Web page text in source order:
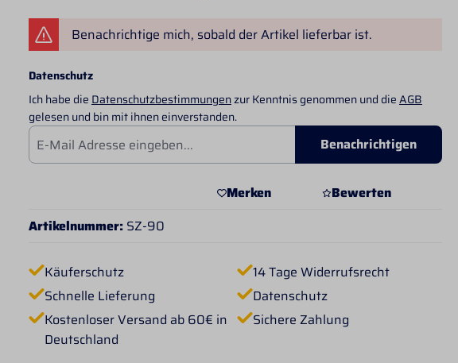
Benachrichtige mich, sobald der Artikel lieferbar ist.
Datenschutz
Ich habe die Datenschutzbestimmungenzur Kenntnis genommen und dieAGB
gelesen und bin mit ihnen einverstanden.
Benachrichtigen
Merken
Bewerten
Artikelnummer: SZ-90
Käuferschutz
14 Tage Widerrufsrecht
Schnelle Lieferung
Datenschutz
Kostenloser Versand ab 60€ in
Deutschland
Sichere Zahlung